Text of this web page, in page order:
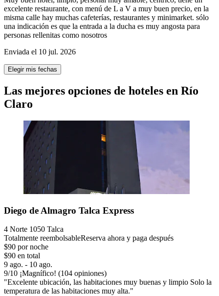
excelente restaurante, con menú de L a V a muy buen precio, en la
misma calle hay muchas cafeterías, restaurantes y minimarket. sólo
una indicación es que la entrada a la ducha es muy angosta para
personas rellenitas como nosotros
Enviada el 10 jul. 2026
Elegir mis fechas
Las mejores opciones de hoteles en Río
Claro
Diego de Almagro Talca Express
4 Norte 1050 Talca
Totalmente reembolsableReserva ahora y paga después
$90 por noche
$90 en total
9 ago. - 10 ago.
9/10 ¡Magnífico! (104 opiniones)
"Excelente ubicación, las habitaciones muy buenas y limpio Solo la
temperatura de las habitaciones muy alta."